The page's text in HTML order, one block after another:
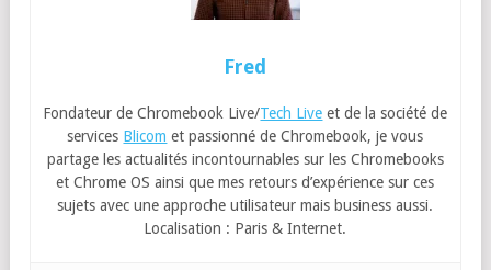
Fred
Fondateur de Chromebook Live/Tech Live et de la société de
services Blicom et passionné de Chromebook, je vous
partage les actualités incontournables sur les Chromebooks
et Chrome OS ainsi que mes retours d’expérience sur ces
sujets avec une approche utilisateur mais business aussi.
Localisation : Paris & Internet.